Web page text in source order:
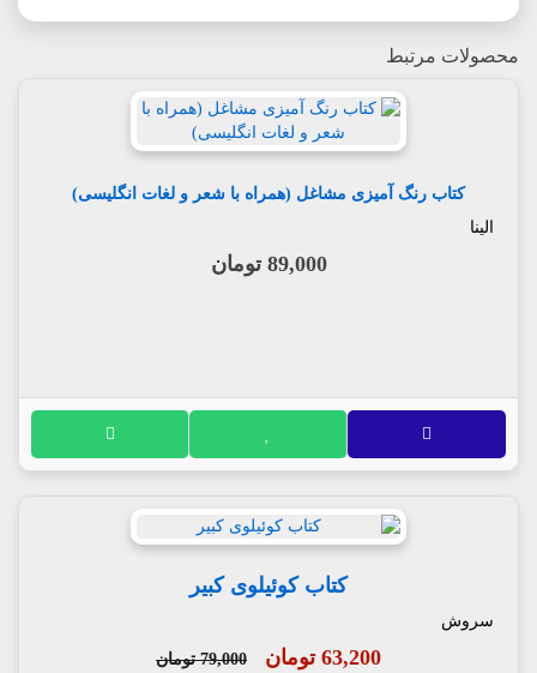
محصولات مرتبط
کتاب رنگ آمیزی مشاغل (همراه با شعر و لغات انگلیسی)
الینا
89,000 تومان
کتاب کوئیلوی کبیر
سروش
63,200 تومان 79,000 تومان